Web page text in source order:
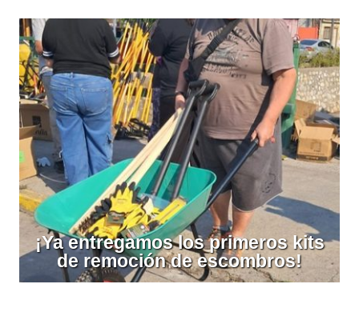
¡Ya entregamos los primeros kits
de remoción de escombros!